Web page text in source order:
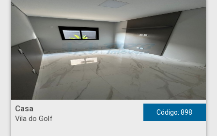
Casa - Vila do Golf - Ribeirão Preto
Casa
Vila do Golf
Código: 898